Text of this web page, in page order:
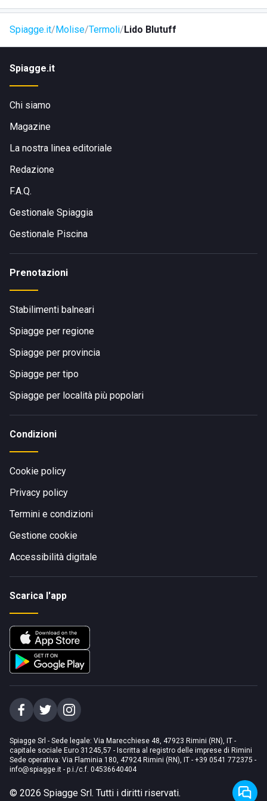
Spiagge.it Molise Termoli Lido Blutuff
Spiagge.it
Chi siamo
Magazine
La nostra linea editoriale
Redazione
F.A.Q.
Gestionale Spiaggia
Gestionale Piscina
Prenotazioni
Stabilimenti balneari
Spiagge per regione
Spiagge per provincia
Spiagge per tipo
Spiagge per località più popolari
Condizioni
Cookie policy
Privacy policy
Termini e condizioni
Gestione cookie
Accessibilità digitale
Scarica l'app
Spiagge Srl - Sede legale: Via Marecchiese 48, 47923 Rimini (RN), IT -
capitale sociale Euro 31245,57 - Iscritta al registro delle imprese di Rimini
Sede operativa: Via Flaminia 180, 47924 Rimini (RN), IT - +39 0541 772375 -
info@spiagge.it - p.i./c.f. 04536640404
© 2026 Spiagge Srl. Tutti i diritti riservati.